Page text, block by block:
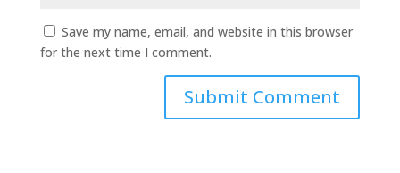
Save my name, email, and website in this browser
for the next time I comment.
Submit Comment